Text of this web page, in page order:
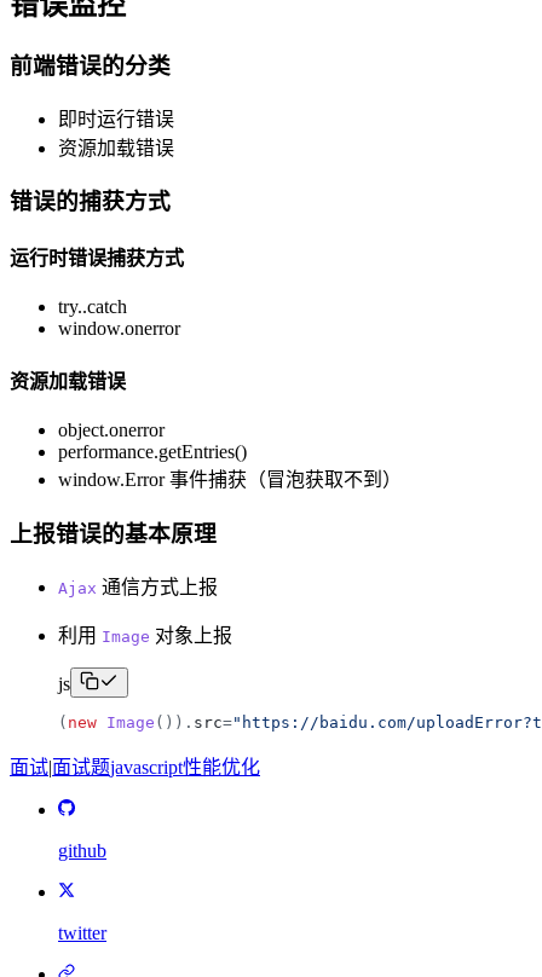
前端错误的分类
即时运行错误
资源加载错误
错误的捕获方式
运行时错误捕获方式
try..catch
window.onerror
资源加载错误
object.onerror
performance.getEntries()
window.Error 事件捕获（冒泡获取不到）
上报错误的基本原理
Ajax 通信方式上报
利用 Image 对象上报
js
( new Image ( ) ) . src=" https://baidu.com/
面试|面试题javascript性能优化
github
twitter